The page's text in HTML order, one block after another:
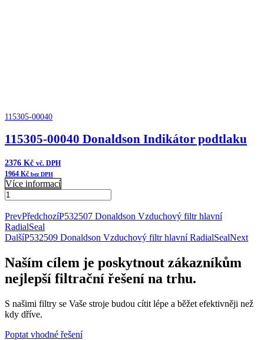
115305-00040
115305-00040 Donaldson Indikátor podtlaku
2376 Kč vč. DPH
1964 Kč bez DPH
Více informací
115305-
Donaldson
Indikátor
podtlaku
PrevPředchozíP532507 Donaldson Vzduchový filtr hlavní
RadialSeal
DalšíP532509 Donaldson Vzduchový filtr hlavní RadialSealNext
Naším cílem je poskytnout zákazníkům
nejlepší filtrační řešení na trhu.
S našimi filtry se Vaše stroje budou cítit lépe a běžet efektivněji než
kdy dříve.
Poptat vhodné řešení